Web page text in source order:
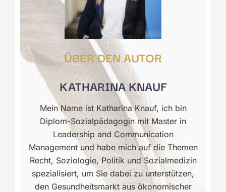
ÜBER DEN AUTOR
KATHARINA KNAUF
Mein Name ist Katharina Knauf, ich bin
Diplom-Sozialpädagogin mit Master in
Leadership and Communication
Management und habe mich auf die Themen
Recht, Soziologie, Politik und Sozialmedizin
spezialisiert, um Sie dabei zu unterstützen,
den Gesundheitsmarkt aus ökonomischer